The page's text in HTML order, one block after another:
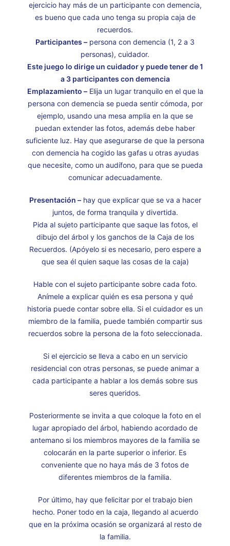
ejercicio hay más de un participante con demencia,
es bueno que cada uno tenga su propia caja de
recuerdos.
Participantes – persona con demencia (1, 2 a 3
personas), cuidador.
Este juego lo dirige un cuidador y puede tener de 1
a 3 participantes con demencia
Emplazamiento –Elija un lugar tranquilo en el que la
persona con demencia se pueda sentir cómoda, por
ejemplo, usando una mesa amplia en la que se
puedan extender las fotos, además debe haber
suficiente luz. Hay que asegurarse de que la persona
con demencia ha cogido las gafas u otras ayudas
que necesite, como un audífono, para que se pueda
comunicar adecuadamente.
Presentación –hay que explicar que se va a hacer
juntos, de forma tranquila y divertida.
Pida al sujeto participante que saque las fotos, el
dibujo del árbol y los ganchos de la Caja de los
Recuerdos. (Apóyelo si es necesario, pero espere a
que sea él quien saque las cosas de la caja)
Hable con el sujeto participante sobre cada foto.
Anímele a explicar quién es esa persona y qué
historia puede contar sobre ella. Si el cuidador es un
miembro de la familia, puede también compartir sus
recuerdos sobre la persona de la foto seleccionada.
Si el ejercicio se lleva a cabo en un servicio
residencial con otras personas, se puede animar a
cada participante a hablar a los demás sobre sus
seres queridos.
Posteriormente se invita a que coloque la foto en el
lugar apropiado del árbol, habiendo acordado de
antemano si los miembros mayores de la familia se
colocarán en la parte superior o inferior. Es
conveniente que no haya más de 3 fotos de
diferentes miembros de la familia.
Por último, hay que felicitar por el trabajo bien
hecho. Poner todo en la caja, llegando al acuerdo
que en la próxima ocasión se organizará al resto de
la familia.